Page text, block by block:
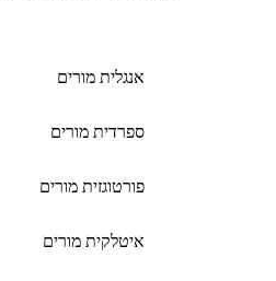
אנגלית מורים
ספרדית מורים
פורטוגזית מורים
איטלקית מורים